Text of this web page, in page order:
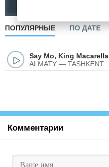
ПОПУЛЯРНЫЕ ПО ДАТЕ
Say Mo, King Macarella
ALMATY — TASHKENT
Комментарии